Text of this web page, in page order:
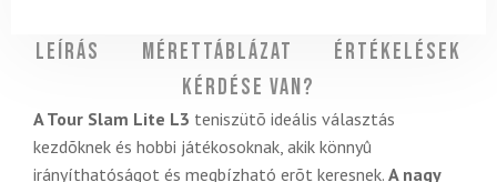
Leírás Mérettáblázat
Értékelések
Kérdése van?
A Tour Slam Lite L3 teniszütõ ideális választás
kezdõknek és hobbi játékosoknak, akik könnyû
irányíthatóságot és megbízható erõt keresnek. A nagy